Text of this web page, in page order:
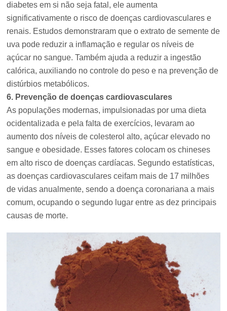
diabetes em si não seja fatal, ele aumenta
significativamente o risco de doenças cardiovasculares e
renais. Estudos demonstraram que o extrato de semente de
uva pode reduzir a inflamação e regular os níveis de
açúcar no sangue. Também ajuda a reduzir a ingestão
calórica, auxiliando no controle do peso e na prevenção de
distúrbios metabólicos.
6. Prevenção de doenças cardiovasculares
As populações modernas, impulsionadas por uma dieta
ocidentalizada e pela falta de exercícios, levaram ao
aumento dos níveis de colesterol alto, açúcar elevado no
sangue e obesidade. Esses fatores colocam os chineses
em alto risco de doenças cardíacas. Segundo estatísticas,
as doenças cardiovasculares ceifam mais de 17 milhões
de vidas anualmente, sendo a doença coronariana a mais
comum, ocupando o segundo lugar entre as dez principais
causas de morte.